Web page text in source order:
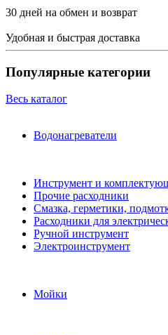
30 дней на обмен и возврат
Удобная и быстрая доставка
Популярные категории
Весь каталог
Водонагреватели
Инструмент и
Прочие расходники
Смазка, герметики,
Расходники для
Ручной инструмент
Электроинструмент
Мойки